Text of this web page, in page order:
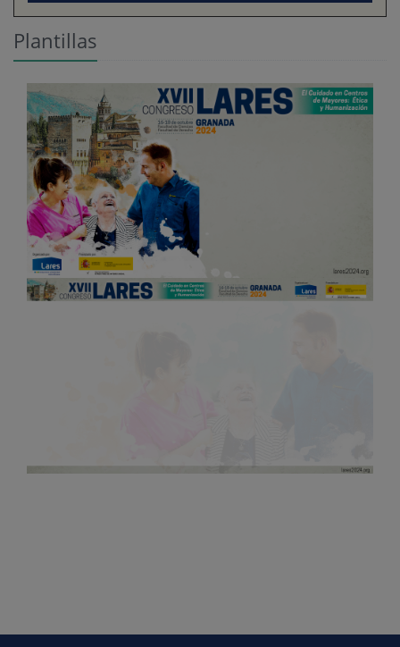
Plantillas